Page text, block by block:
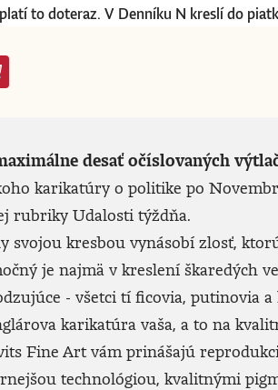
to doteraz. V Denníku N kreslí do
desať očíslovaných
karikatúry o politike po
rubriky Udalosti týždňa.
svojou kresbou vynásobí zlosť,
je najmä v kreslení škaredých
- všetci tí ficovia, putinovia
karikatúra vaša, a to na
Fine Art vám prinášajú
technológiou, kvalitnými